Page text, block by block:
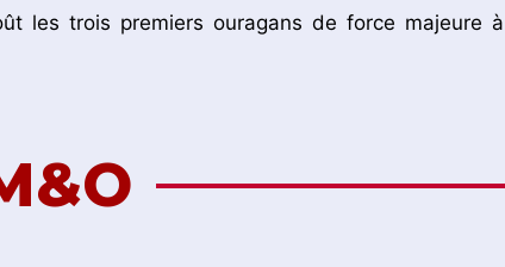
les trois premiers ouragans de force majeure à